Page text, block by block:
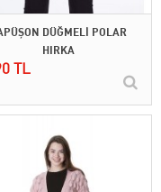
DÜĞMELİ POLAR
HIRKA
TL